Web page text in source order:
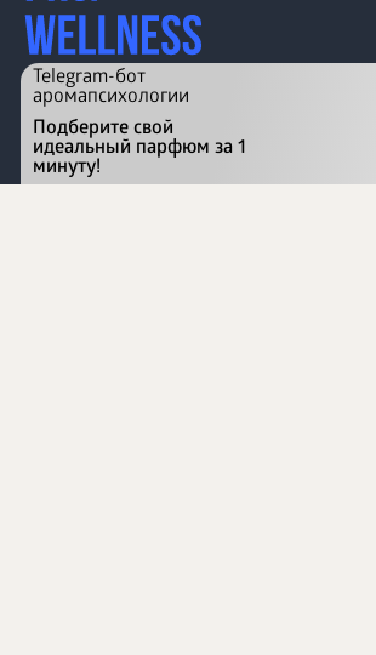
Перейти на сайт
Telegram-бот
аромапсихологии
Подберите свой
идеальный парфюм за 1
минуту!